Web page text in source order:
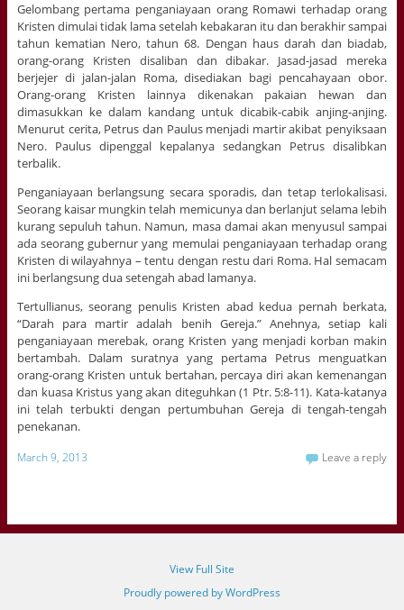
Gelombang pertama penganiayaan orang Romawi terhadap orang
Kristen dimulai tidak lama setelah kebakaran itu dan berakhir sampai
tahun kematian Nero, tahun 68. Dengan haus darah dan biadab,
orang-orang Kristen disaliban dan dibakar. Jasad-jasad mereka
berjejer di jalan-jalan Roma, disediakan bagi pencahayaan obor.
Orang-orang Kristen lainnya dikenakan pakaian hewan dan
dimasukkan ke dalam kandang untuk dicabik-cabik anjing-anjing.
Menurut cerita, Petrus dan Paulus menjadi martir akibat penyiksaan
Nero. Paulus dipenggal kepalanya sedangkan Petrus disalibkan
terbalik.
Penganiayaan berlangsung secara sporadis, dan tetap terlokalisasi.
Seorang kaisar mungkin telah memicunya dan berlanjut selama lebih
kurang sepuluh tahun. Namun, masa damai akan menyusul sampai
ada seorang gubernur yang memulai penganiayaan terhadap orang
Kristen di wilayahnya – tentu dengan restu dari Roma. Hal semacam
ini berlangsung dua setengah abad lamanya.
Tertullianus, seorang penulis Kristen abad kedua pernah berkata,
“Darah para martir adalah benih Gereja.” Anehnya, setiap kali
penganiayaan merebak, orang Kristen yang menjadi korban makin
bertambah. Dalam suratnya yang pertama Petrus menguatkan
orang-orang Kristen untuk bertahan, percaya diri akan kemenangan
dan kuasa Kristus yang akan diteguhkan (1 Ptr. 5:8-11). Kata-katanya
ini telah terbukti dengan pertumbuhan Gereja di tengah-tengah
penekanan.
March 9, 2013 Leave a reply
View Full Site
Proudly powered by WordPress